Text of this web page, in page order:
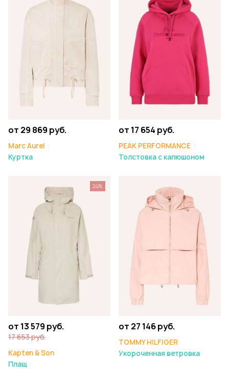
от 29 869 руб.
Marc Aurel
Куртка
от 17 654 руб.
PEAK PERFORMANCE
Толстовка с капюшоном
от 13 579 руб.
17 653 руб.
Kapten & Son
Плащ
24%
от 27 146 руб.
TOMMY HILFIGER
Укороченная ветровка